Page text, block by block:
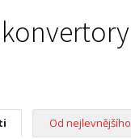
Od nejlevnějšího